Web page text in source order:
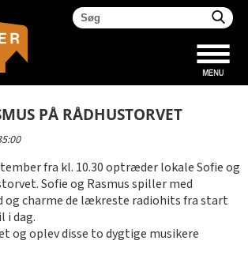
PÅ RÅDHUSTORVET
fra kl. 10.30 optræder lokale Sofie og
Sofie og Rasmus spiller med
og charme de lækreste radiohits fra start
i dag.
og oplev disse to dygtige musikere